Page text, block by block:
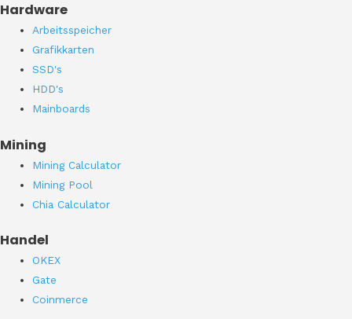
Hardware
Arbeitsspeicher
Grafikkarten
SSD's
HDD's
Mainboards
Mining
Mining Calculator
Mining Pool
Chia Calculator
Handel
OKEX
Gate
Coinmerce